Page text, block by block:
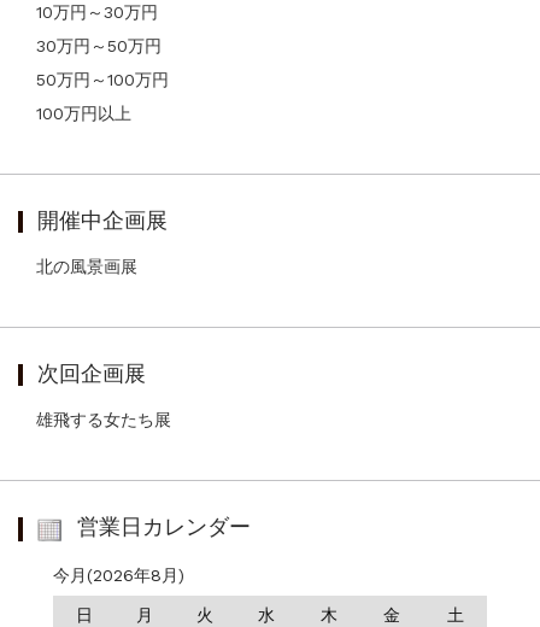
10万円～30万円
30万円～50万円
50万円～100万円
100万円以上
開催中企画展
北の風景画展
次回企画展
雄飛する女たち展
営業日カレンダー
今月(2026年8月)
日 月 火 水 木 金 土